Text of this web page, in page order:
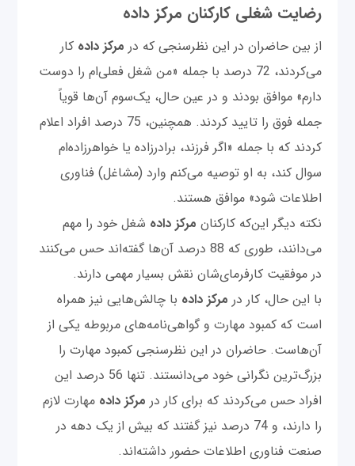
رضایت شغلی کارکنان مرکز داده
از بین حاضران در این نظرسنجی که در مرکز داده کار
می‌کردند، 72 درصد با جمله «من شغل فعلی‌ام را دوست
دارم» موافق بودند و در عین حال، یک‌سوم آن‌ها قویاً
جمله فوق را تایید کردند. همچنین، 75 درصد افراد اعلام
کردند که با جمله «اگر فرزند، برادرزاده یا خواهرزاده‌ام
سوال کند، به او توصیه می‌کنم وارد (مشاغل) فناوری
اطلاعات شود» موافق هستند.
نکته دیگر این‌که کارکنان مرکز داده شغل‌ خود را مهم
می‌دانند، طوری که 88 درصد آن‌ها گفته‌اند حس می‌کنند
در موفقیت کارفرمای‌‌شان نقش بسیار مهمی دارند.
با این حال، کار در مرکز داده با چالش‌هایی نیز همراه
است که کمبود مهارت و گواهی‌نامه‌های مربوطه یکی از
آن‌هاست. حاضران در این نظرسنجی کمبود مهارت را
بزرگ‌ترین نگرانی خود می‌دانستند. تنها 56 درصد این
افراد حس می‌کردند که برای کار در مرکز داده مهارت لازم
را دارند، و 74 درصد نیز گفتند که بیش از یک دهه در
صنعت فناوری اطلاعات حضور داشته‌اند.